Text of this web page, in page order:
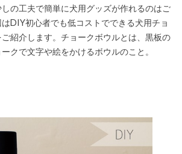
の工夫で簡単に犬用グッズが作れるのはご
DIY初心者でも低コストでできる犬用チョ
紹介します。チョークボウルとは、黒板の
クで文字や絵をかけるボウルのこと。